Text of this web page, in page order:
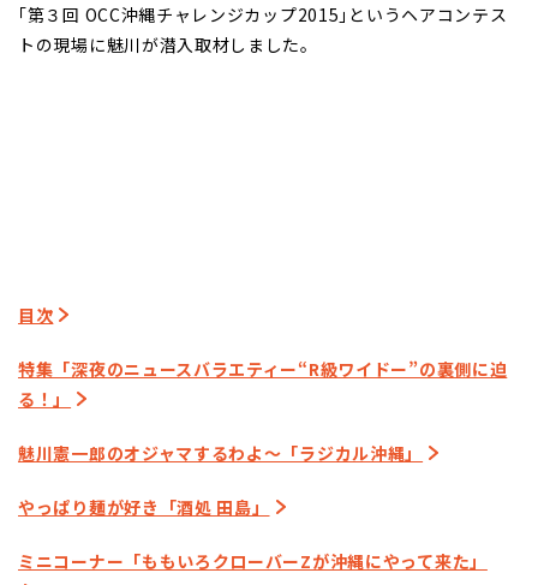
｢第３回 OCC沖縄チャレンジカップ2015｣というヘアコンテス
トの現場に魅川が潜入取材しました。
目次
特集「深夜のニュースバラエティー“R級ワイドー”の裏側に迫
る！」
魅川憲一郎のオジャマするわよ～「ラジカル沖縄」
やっぱり麺が好き「酒処 田島」
ミニコーナー「ももいろクローバーZが沖縄にやって来た」